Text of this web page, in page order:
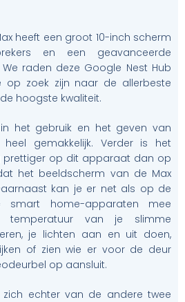
heeft een groot 10-inch scherm
en een geavanceerde
raden deze Google Nest Hub
zoek zijn naar de allerbeste
hoogste kwaliteit.
het gebruik en het geven van
gemakkelijk. Verder is het
prettiger op dit apparaat dan op
het beeldscherm van de Max
kan je er net als op de
smart home-apparaten mee
temperatuur van je slimme
je lichten aan en uit doen,
of zien wie er voor de deur
op aansluit.
zich echter van de andere twee